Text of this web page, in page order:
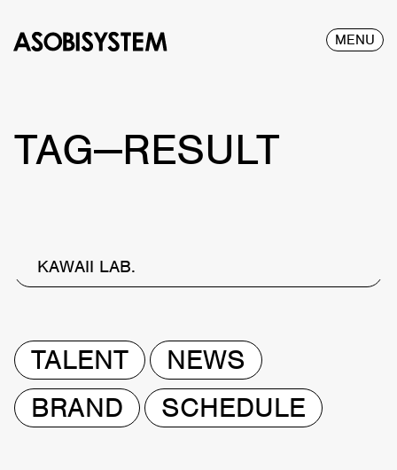
MENU
TAG—RESULT
KAWAII LAB.
TALENT
NEWS
BRAND
SCHEDULE